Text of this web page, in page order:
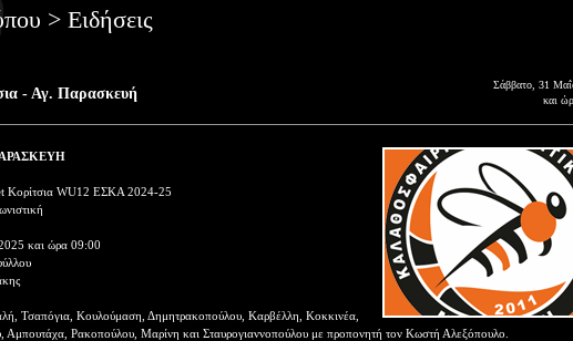
> Ειδήσεις
- Αγ. Παρασκευή
Σάββατο, 31
και
Κορίτσια WU12 ΕΣΚΑ 2024-25
και ώρα 09:00
Τσαπόγια, Κουλούμαση, Δημητρακοπούλου, Καρβέλλη, Κοκκινέα,
Αμπουτάχα, Ρακοπούλου, Μαρίνη και Σταυρογιαννοπούλου με προπονητή τον Κωστή Αλεξόπουλο.